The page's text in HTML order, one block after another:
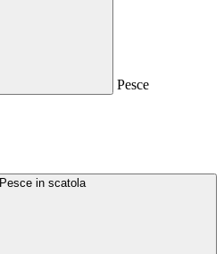
Pesce
Pesce in scatola